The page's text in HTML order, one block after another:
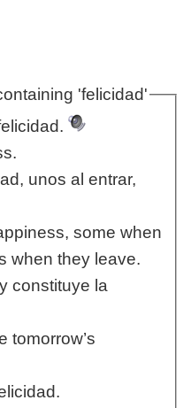
'felicidad'
unos al entrar,
some when
when they leave.
constituye la
tomorrow’s